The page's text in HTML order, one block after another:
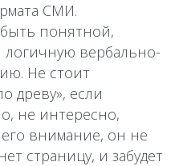
СМИ.
понятной,
вербально-
Не стоит
древу», если
не интересно,
внимание, он не
страницу, и забудет